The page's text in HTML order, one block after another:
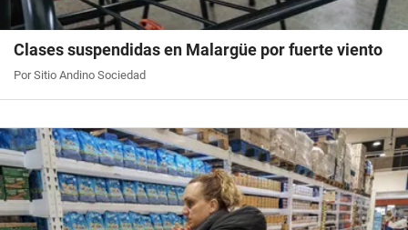
Clases suspendidas en Malargüe por fuerte viento
Por Sitio Andino Sociedad